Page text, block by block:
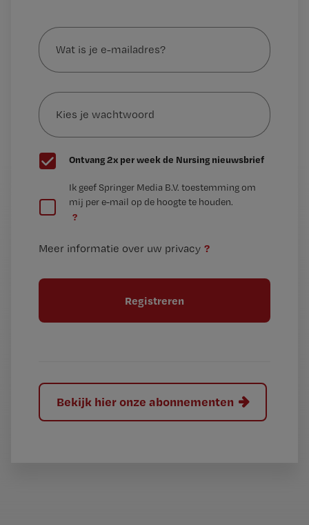
Wat
is
je
mailadres?
Kies
je
wachtwoord
G
e
t
Ontvang 2x per week de Nursing nieuwsbrief
e
t
l
Ik geef Springer Media B.V. toestemming om
mij per e-mail op de hoogte te houden.
?
Meer informatie over uw privacy ?
Bekijk hier onze abonnementen